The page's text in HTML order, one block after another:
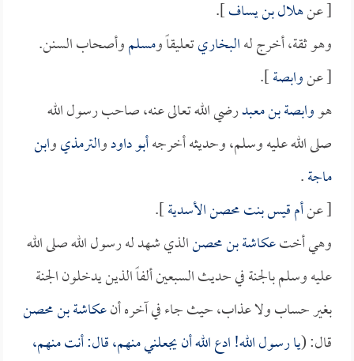
[ عنهلال بن يساف].
وهو ثقة، أخرج لهالبخاريتعليقاً ومسلموأصحاب السنن.
[ عنوابصة].
هووابصة بن معبدرضي الله تعالى عنه، صاحب رسول الله
صلى الله عليه وسلم، وحديثه أخرجهأبو داودوالترمذيوابن
ماجة.
[ عنأم قيس بنت محصن الأسدية].
وهي أختعكاشة بن محصنالذي شهد له رسول الله صلى الله
عليه وسلم بالجنة في حديث السبعين ألفاً الذين يدخلون الجنة
بغير حساب ولا عذاب، حيث جاء في آخره أنعكاشة بن محصن
قال: (يا رسول الله! ادع الله أن يجعلني منهم، قال: أنت منهم،